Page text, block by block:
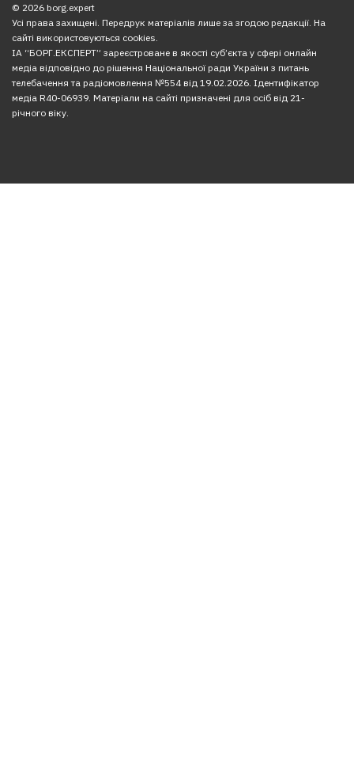
© 2026 borg.expert
Усі права захищені. Передрук матеріалів лише за згодою редакції. На
сайті використовуються cookies.
ІА “БОРГ.ЕКСПЕРТ” зареєстроване в якості суб’єкта у сфері онлайн
медіа відповідно до рішення Національної ради України з питань
телебачення та радіомовлення №554 від 19.02.2026. Ідентифікатор
медіа R40-06939. Матеріали на сайті призначені для осіб від 21-
річного віку.